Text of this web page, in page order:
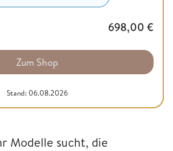
698,00 €
Zum Shop
Stand: 06.08.2026
Modelle sucht, die